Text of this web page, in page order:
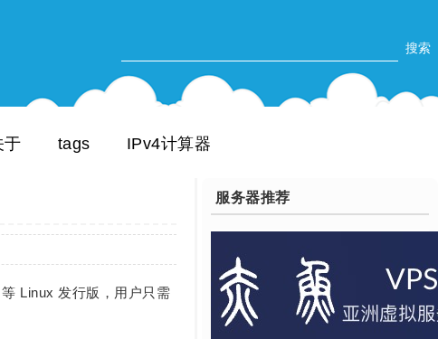
于 tags IPv4计算器
Linux 发行版，用户只需
服务器推荐